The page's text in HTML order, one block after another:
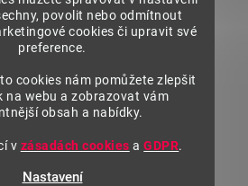
povolit nebo odmítnout
cookies či upravit své
preference.
cookies nám pomůžete zlepšit
na webu a zobrazovat vám
obsah a nabídky.
v zásadách cookies aGDPR.
Nastavení